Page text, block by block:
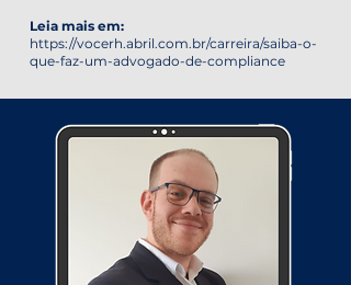
Leia mais em:
https://vocerh.abril.com.br/carreira/saiba-o-
que-faz-um-advogado-de-compliance